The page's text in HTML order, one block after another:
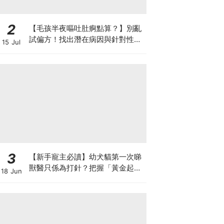
2
15 Jul
【毛孩半夜嘔吐肚痾點算？】別亂
試偏方！找出潛在病因與針對性營
3
18 Jun
【新手寵主必讀】幼犬貓第一次睇
獸醫只係為打針？把握「黃金起跑